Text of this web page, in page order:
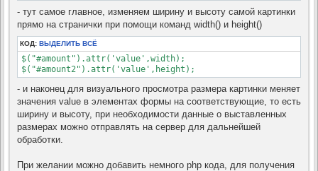
- тут самое главное, изменяем ширину и высоту самой картинки
прямо на странички при помощи команд width() и height()
КОД: ВЫДЕЛИТЬ ВСЁ
$("#amount").attr('value',width);
$("#amount2").attr('value',height);
- и наконец для визуального просмотра размера картинки меняет
значения value в элементах формы на соответствующие, то есть
ширину и высоту, при необходимости данные о выставленных
размерах можно отправлять на сервер для дальнейшей
обработки.
При желании можно добавить немного php кода, для получения